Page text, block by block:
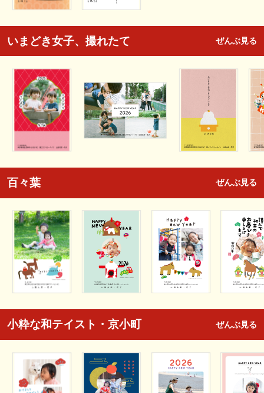
いまどき女子、撮れたて ぜんぶ見る
百々葉 ぜんぶ見る
小粋な和テイスト・京小町 ぜんぶ見る